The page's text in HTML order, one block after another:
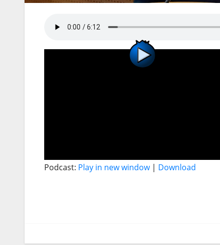
Podcast: Play in new window| Download